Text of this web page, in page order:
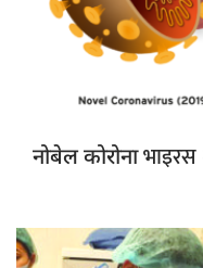
नोबेल कोरोनाभाइरस